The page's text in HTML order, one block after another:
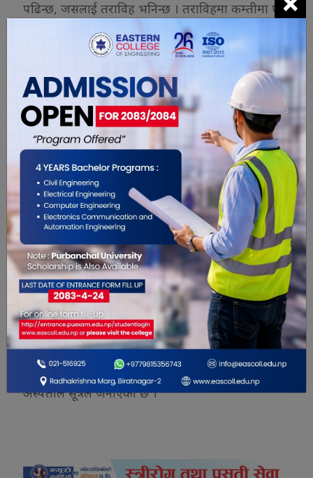
पढिन्छ, जसलाई तराविह भनिन्छ । तराविहमा कम्तीमा एक
पटक सम्पूर्ण कुरानको पाठ गरिन्छ ।
रोजा र कुरानबीच घनिष्ठ सम्बन्ध रहेको छ । रमजान
महिनामै कुरान अवतरित भएकाले यो महिनाको निकै महत्व
छ । त्यसैले यो महिनामा धेरैभन्दा धेरै कुरानको पाठ गरिन्छ
।
रोजाले मानिसका सबै ज्ञानेन्द्रीयलाई कुकर्म गर्नबाट रोकेर
राम्रो काम गर्ने प्रेरणा दिने गरेको अर्का मुस्लिम धर्मगुरु
मौलाना जमाल अहमदको धारणा छ । रमजानको २९ वा ३०
दिनसम्म रोजा बसेपछि ईदको चन्द्रमा निस्कन्छ । सो चन्द्रमा
निस्केपछि ईद धुमधामका साथ तीन दिनसम्म मनाइन्छ ।
ईदलाई रोजाको इनामका रुपमा मनाइने पर्वका रुपमा समेत
लिइन्छ ।
रोजा सुरु भएयता नेपालगञ्जलगायत मुस्लिम गाउँबस्तीमा
रमजानको रौनक बढेको छ ।
यतिबेला नेपालगञ्जमा अत्यधिक गर्मीका कारण दिउँसो
सडक तथा बजार सुनसान जस्तै देखिन्छ । तातो हावा(लु)
चलिरहेकाले अत्यावश्यक काममा बाहेक मानिस घर बाहिर
निस्कन चाहँदैनन् । गर्मीका कारण हुने बिरामी बढिरहेको
अस्पताल सूत्रले जनाएको छ ।